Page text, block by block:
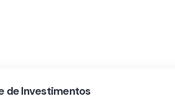
de Investimentos